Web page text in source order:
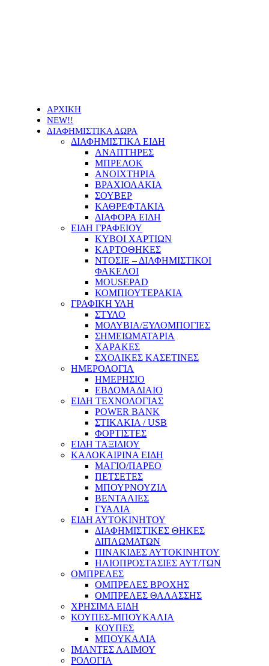
ΑΡΧΙΚΗ
NEW!!
ΔΙΑΦΗΜΙΣΤΙΚΑ ΔΩΡΑ
ΔΙΑΦΗΜΙΣΤΙΚΑ ΕΙΔΗ
ΑΝΑΠΤΗΡΕΣ
ΜΠΡΕΛΟΚ
ΑΝΟΙΧΤΗΡΙΑ
ΒΡΑΧΙΟΛΑΚΙΑ
ΣΟΥΒΕΡ
ΚΑΘΡΕΦΤΑΚΙΑ
ΔΙΑΦΟΡΑ ΕΙΔΗ
ΕΙΔΗ ΓΡΑΦΕΙΟΥ
ΚΥΒΟΙ ΧΑΡΤΙΩΝ
ΚΑΡΤΟΘΗΚΕΣ
ΝΤΟΣΙΕ – ΔΙΑΦΗΜΙΣΤΙΚΟΙ
ΦΑΚΕΛΟΙ
MOUSEPAD
ΚΟΜΠΙΟΥΤΕΡΑΚΙΑ
ΓΡΑΦΙΚΗ ΥΛΗ
ΣΤΥΛΟ
ΜΟΛΥΒΙΑ/ΞΥΛΟΜΠΟΓΙΕΣ
ΣΗΜΕΙΩΜΑΤΑΡΙΑ
ΧΑΡΑΚΕΣ
ΣΧΟΛΙΚΕΣ ΚΑΣΕΤΙΝΕΣ
ΗΜΕΡΟΛΟΓΙΑ
ΗΜΕΡΗΣΙΟ
ΕΒΔΟΜΑΔΙΑΙΟ
ΕΙΔΗ ΤΕΧΝΟΛΟΓΙΑΣ
POWER BANK
ΣΤΙΚΑΚΙΑ / USB
ΦΟΡΤΙΣΤΕΣ
ΕΙΔΗ ΤΑΞΙΔΙΟΥ
ΚΑΛΟΚΑΙΡΙΝΑ ΕΙΔΗ
ΜΑΓΙΟ/ΠΑΡΕΟ
ΠΕΤΣΕΤΕΣ
ΜΠΟΥΡΝΟΥΖΙΑ
ΒΕΝΤΑΛΙΕΣ
ΓΥΑΛΙΑ
ΕΙΔΗ ΑΥΤΟΚΙΝΗΤΟΥ
ΔΙΑΦΗΜΙΣΤΙΚΕΣ ΘΗΚΕΣ
ΔΙΠΛΩΜΑΤΩΝ
ΠΙΝΑΚΙΔΕΣ ΑΥΤΟΚΙΝΗΤΟΥ
ΗΛΙΟΠΡΟΣΤΑΣΙΕΣ ΑΥΤ/ΤΩΝ
ΟΜΠΡΕΛΕΣ
ΟΜΠΡΕΛΕΣ ΒΡΟΧΗΣ
ΟΜΠΡΕΛΕΣ ΘΑΛΑΣΣΗΣ
ΧΡΗΣΙΜΑ ΕΙΔΗ
ΚΟΥΠΕΣ-ΜΠΟΥΚΑΛΙΑ
ΚΟΥΠΕΣ
ΜΠΟΥΚΑΛΙΑ
ΙΜΑΝΤΕΣ ΛΑΙΜΟΥ
ΡΟΛΟΓΙΑ